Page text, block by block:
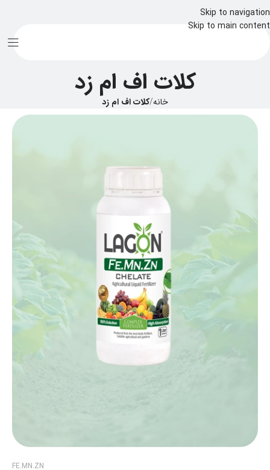
Skip to navigation
Skip to main content
کلات اف ام زد
خانه/کلات اف ام زد
FE.MN.ZN